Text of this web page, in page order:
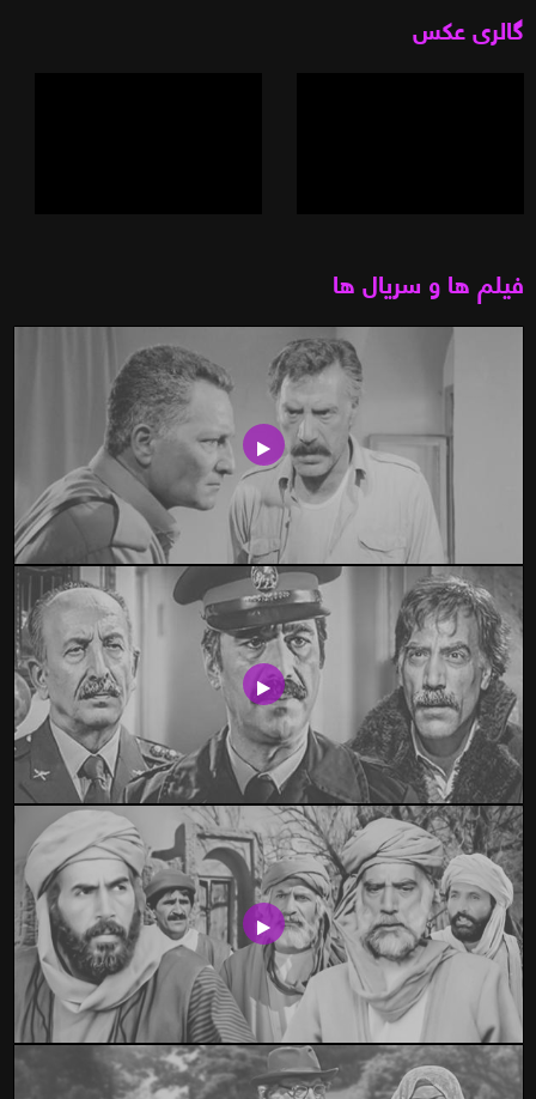
گالری عکس
فیلم ها و سریال ها